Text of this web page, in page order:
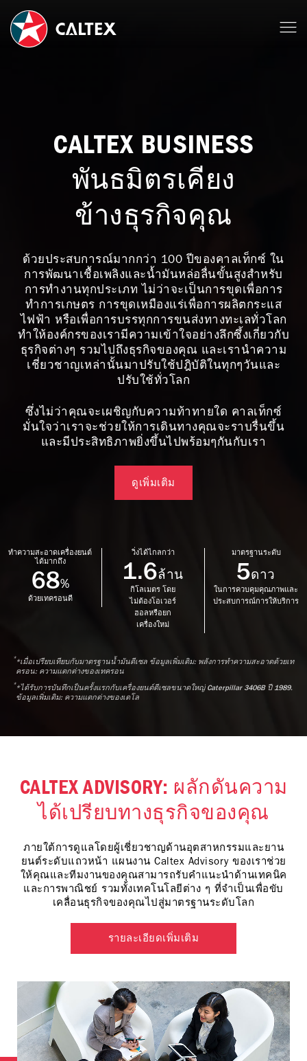
CALTEX BUSINESS
พันธมิตรเคียง
ข้างธุรกิจคุณ
ด้วยประสบการณ์มากกว่า 100 ปีของคาลเท็กซ์ ใน
การพัฒนาเชื้อเพลิงและน้ำมันหล่อลื่นขั้นสูงสำหรับ
การทำงานทุกประเภท ไม่ว่าจะเป็นการขุดเพื่อการ
ทำการเกษตร การขุดเหมืองแร่เพื่อการผลิตกระแส
ไฟฟ้า หรือเพื่อการบรรทุกการขนส่งทางทะเลทั่วโลก
ทำให้องค์กรของเรามีความเข้าใจอย่างลึกซึ้งเกี่ยวกับ
ธุรกิจต่างๆ รวมไปถึงธุรกิจของคุณ และเรานำความ
เชี่ยวชาญเหล่านั้นมาปรับใช้ปฎิบัติในทุกๆวันและ
ปรับใช้ทั่วโลก
ซึ่งไม่ว่าคุณจะเผชิญกับความท้าทายใด คาลเท็กซ์
มั่นใจว่าเราจะช่วยให้การเดินทางคุณจะราบรื่นขึ้น
และมีประสิทธิภาพยิ่งขึ้นไปพร้อมๆกันกับเรา
ดูเพิ่มเติม
ทำความสะอาดเครื่องยนต์
ได้มากถึง
68%
ด้วยเทครอนดี
วิ่งได้ไกลกว่า
1.6ล้าน
กิโลเมตร โดย
ไม่ต้องโอเวอร์
ฮอลหรือยก
เครื่องใหม่
มาตรฐานระดับ
5ดาว
ในการควบคุมคุณภาพและ
ประสบการณ์การให้บริการ
* *เมื่อเปรียบเทียบกับมาตรฐานน้ำมันดีเซล ข้อมูลเพิ่มเติม: พลังการทำความสะอาดด้วยเท
ครอน: ความแตกต่างของเทครอน
* *ได้รับการบันทึกเป็นครั้งแรกกับเครื่องยนต์ดีเซลขนาดใหญ่ Caterpillar 3406B ปี 1989.
ข้อมูลเพิ่มเติม: ความแตกต่างของเดโล
CALTEX ADVISORY: ผลักดันความ
ได้เปรียบทางธุรกิจของคุณ
ภายใต้การดูแลโดยผู้เชี่ยวชาญด้านอุตสาหกรรมและยาน
ยนต์ระดับแถวหน้า แผนงาน Caltex Advisory ของเราช่วย
ให้คุณและทีมงานของคุณสามารถรับคำแนะนำด้านเทคนิค
และการพาณิชย์ รวมทั้งเทคโนโลยีต่าง ๆ ที่จำเป็นเพื่อขับ
เคลื่อนธุรกิจของคุณไปสู่มาตรฐานระดับโลก
รายละเอียดเพิ่มเติม